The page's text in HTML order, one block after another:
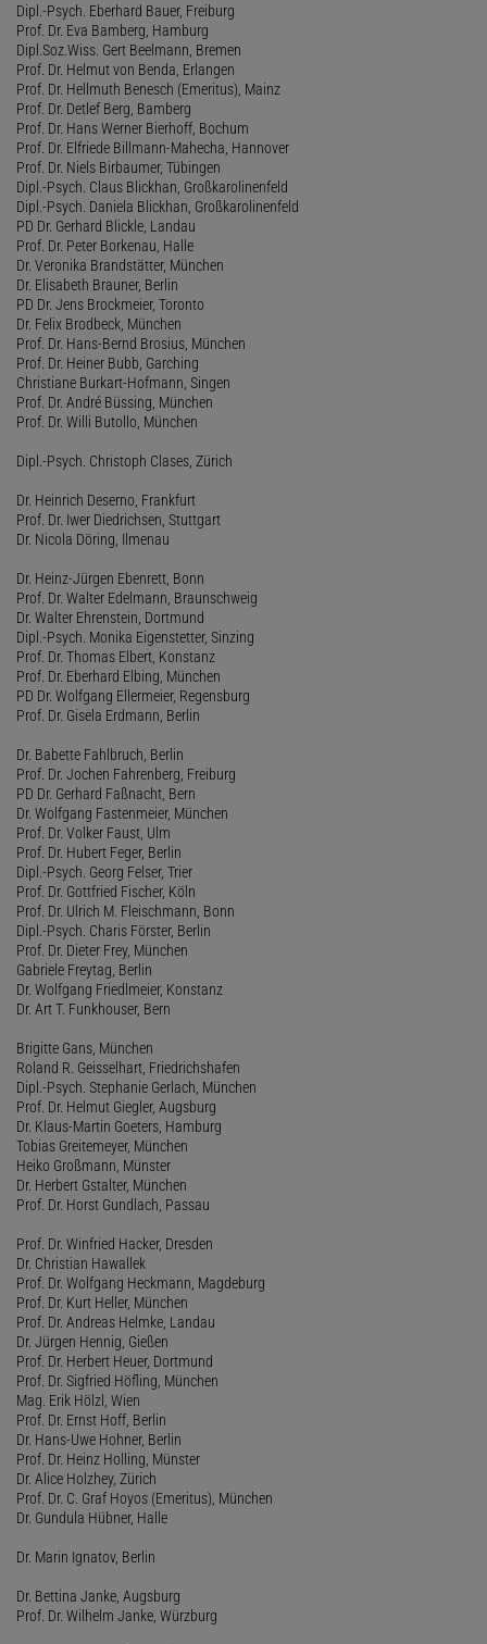
Dipl.-Psych. Eberhard Bauer, Freiburg
Prof. Dr. Eva Bamberg, Hamburg
Dipl.Soz.Wiss. Gert Beelmann, Bremen
Prof. Dr. Helmut von Benda, Erlangen
Prof. Dr. Hellmuth Benesch (Emeritus), Mainz
Prof. Dr. Detlef Berg, Bamberg
Prof. Dr. Hans Werner Bierhoff, Bochum
Prof. Dr. Elfriede Billmann-Mahecha, Hannover
Prof. Dr. Niels Birbaumer, Tübingen
Dipl.-Psych. Claus Blickhan, Großkarolinenfeld
Dipl.-Psych. Daniela Blickhan, Großkarolinenfeld
PD Dr. Gerhard Blickle, Landau
Prof. Dr. Peter Borkenau, Halle
Dr. Veronika Brandstätter, München
Dr. Elisabeth Brauner, Berlin
PD Dr. Jens Brockmeier, Toronto
Dr. Felix Brodbeck, München
Prof. Dr. Hans-Bernd Brosius, München
Prof. Dr. Heiner Bubb, Garching
Christiane Burkart-Hofmann, Singen
Prof. Dr. André Büssing, München
Prof. Dr. Willi Butollo, München
Dipl.-Psych. Christoph Clases, Zürich
Dr. Heinrich Deserno, Frankfurt
Prof. Dr. Iwer Diedrichsen, Stuttgart
Dr. Nicola Döring, Ilmenau
Dr. Heinz-Jürgen Ebenrett, Bonn
Prof. Dr. Walter Edelmann, Braunschweig
Dr. Walter Ehrenstein, Dortmund
Dipl.-Psych. Monika Eigenstetter, Sinzing
Prof. Dr. Thomas Elbert, Konstanz
Prof. Dr. Eberhard Elbing, München
PD Dr. Wolfgang Ellermeier, Regensburg
Prof. Dr. Gisela Erdmann, Berlin
Dr. Babette Fahlbruch, Berlin
Prof. Dr. Jochen Fahrenberg, Freiburg
PD Dr. Gerhard Faßnacht, Bern
Dr. Wolfgang Fastenmeier, München
Prof. Dr. Volker Faust, Ulm
Prof. Dr. Hubert Feger, Berlin
Dipl.-Psych. Georg Felser, Trier
Prof. Dr. Gottfried Fischer, Köln
Prof. Dr. Ulrich M. Fleischmann, Bonn
Dipl.-Psych. Charis Förster, Berlin
Prof. Dr. Dieter Frey, München
Gabriele Freytag, Berlin
Dr. Wolfgang Friedlmeier, Konstanz
Dr. Art T. Funkhouser, Bern
Brigitte Gans, München
Roland R. Geisselhart, Friedrichshafen
Dipl.-Psych. Stephanie Gerlach, München
Prof. Dr. Helmut Giegler, Augsburg
Dr. Klaus-Martin Goeters, Hamburg
Tobias Greitemeyer, München
Heiko Großmann, Münster
Dr. Herbert Gstalter, München
Prof. Dr. Horst Gundlach, Passau
Prof. Dr. Winfried Hacker, Dresden
Dr. Christian Hawallek
Prof. Dr. Wolfgang Heckmann, Magdeburg
Prof. Dr. Kurt Heller, München
Prof. Dr. Andreas Helmke, Landau
Dr. Jürgen Hennig, Gießen
Prof. Dr. Herbert Heuer, Dortmund
Prof. Dr. Sigfried Höfling, München
Mag. Erik Hölzl, Wien
Prof. Dr. Ernst Hoff, Berlin
Dr. Hans-Uwe Hohner, Berlin
Prof. Dr. Heinz Holling, Münster
Dr. Alice Holzhey, Zürich
Prof. Dr. C. Graf Hoyos (Emeritus), München
Dr. Gundula Hübner, Halle
Dr. Marin Ignatov, Berlin
Dr. Bettina Janke, Augsburg
Prof. Dr. Wilhelm Janke, Würzburg